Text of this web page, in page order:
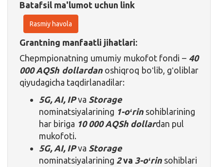
Batafsil ma'lumot uchun link
Rasmiy havola
Grantning manfaatli jihatlari:
Chepmpionatning umumiy mukofot fondi – 40
000 AQSh dollardanoshiqroq boʻlib, gʻoliblar
qiyudagicha taqdirlanadilar:
5G, AI, IPva Storage
nominatsiyalarining 1-oʻrin sohiblarining
har biriga 10 000AQSh dollardan pul
mukofoti.
5G, AI, IPva Storage
nominatsiyalarining 2va 3-oʻrin sohiblari